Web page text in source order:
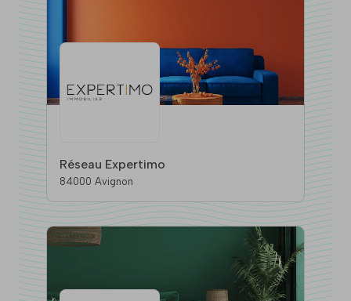
Réseau Expertimo
84000 Avignon